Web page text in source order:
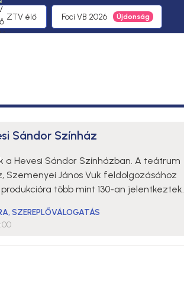
ZTV élő Foci VB 2026
Sándor Színház
Hevesi Sándor Színházban. A teátrum
Szemenyei János Vuk feldolgozásához
több mint 130-an jelentkeztek.
,SZEREPLŐVÁLOGATÁS